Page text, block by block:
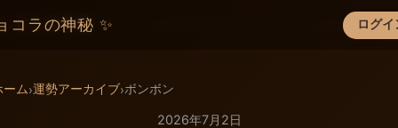
コラの神秘 ✨ ログイ
×
ーム›運勢アーカイブ›ボンボン
2026年7月2日